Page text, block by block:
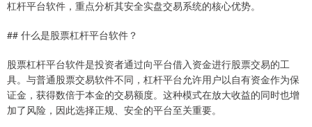
杠杆平台软件，重点分析其安全实盘交易系统的核心优势。
## 什么是股票杠杆平台软件？
股票杠杆平台软件是投资者通过向平台借入资金进行股票交易的工
具。与普通股票交易软件不同，杠杆平台允许用户以自有资金作为保
证金，获得数倍于本金的交易额度。这种模式在放大收益的同时也增
加了风险，因此选择正规、安全的平台至关重要。